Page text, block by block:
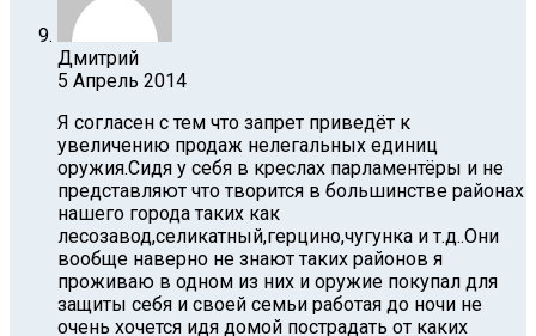
Дмитрий
5 Апрель 2014
Я согласен с тем что запрет приведёт к
увеличению продаж нелегальных единиц
оружия.Сидя у себя в креслах парламентёры и не
представляют что творится в большинстве районах
нашего города таких как
лесозавод,селикатный,герцино,чугунка и т.д..Они
вообще наверно не знают таких районов я
проживаю в одном из них и оружие покупал для
защиты себя и своей семьи работая до ночи не
очень хочется идя домой пострадать от каких